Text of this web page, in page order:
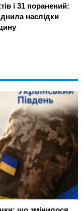
і 31 поранений:
наслідки